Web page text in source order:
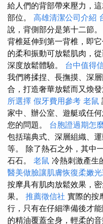
給人們的背部帶來壓力，
部位。 高雄清潔公司介紹
說，背側部分是第十二節。
背椎延伸到第一背椎，即
的柔和振動可放鬆肌肉，
深度放鬆體驗。 台中值得
我們將揉捏、長撫摸、深
合，打造奢華放鬆而又煥
所選擇 假牙費用參考 老鼠
家中、辦公室、遊艇或任
您的問題。 台胞證過期怎
包括瑞典式、深層組織、
等。 除了熱石之外，其中
石石。 老鼠 冷熱刺激產生
醫美做臉讓肌膚恢復柔嫩
按摩具有肌肉放鬆效果，
果。 推薦徵信社 實際的按
行，只有在仔細準備後才能
的精油覆蓋全身，輕柔的